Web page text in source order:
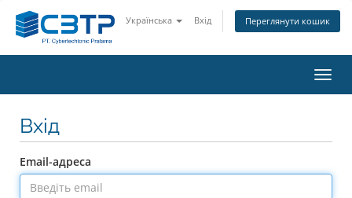
Українська Вхід Переглянути кошик
Вхід
Email-адреса